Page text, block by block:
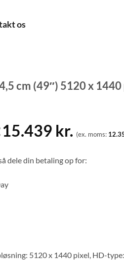
os
cm (49″) 5120 x
15.439 kr. (ex. moms:
dele din betaling op for:
5120 x 1440 pixel, HD-